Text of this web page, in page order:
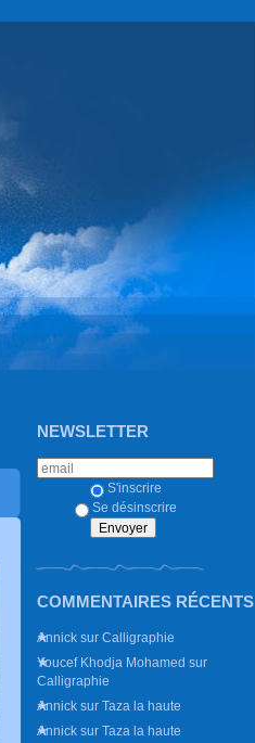
NEWSLETTER
S'inscrire
Se désinscrire
COMMENTAIRES RÉCENTS
Annick sur Calligraphie
Youcef Khodja Mohamed sur
Calligraphie
Annick sur Taza la haute
Annick sur Taza la haute